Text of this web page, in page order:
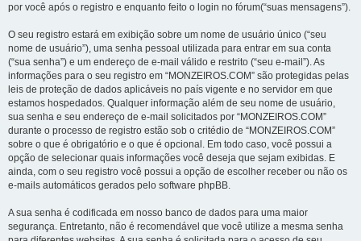
por você após o registro e enquanto feito o login no fórum(“suas mensagens”).
O seu registro estará em exibição sobre um nome de usuário único (“seu
nome de usuário”), uma senha pessoal utilizada para entrar em sua conta
(“sua senha”) e um endereço de e-mail válido e restrito (“seu e-mail”). As
informações para o seu registro em “MONZEIROS.COM” são protegidas pelas
leis de proteção de dados aplicáveis no país vigente e no servidor em que
estamos hospedados. Qualquer informação além de seu nome de usuário,
sua senha e seu endereço de e-mail solicitados por “MONZEIROS.COM”
durante o processo de registro estão sob o critédio de “MONZEIROS.COM”
sobre o que é obrigatório e o que é opcional. Em todo caso, você possui a
opção de selecionar quais informações você deseja que sejam exibidas. E
ainda, com o seu registro você possui a opção de escolher receber ou não os
e-mails automáticos gerados pelo software phpBB.
A sua senha é codificada em nosso banco de dados para uma maior
segurança. Entretanto, não é recomendável que você utilize a mesma senha